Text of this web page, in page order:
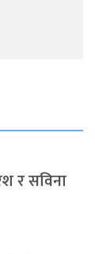
र सविना